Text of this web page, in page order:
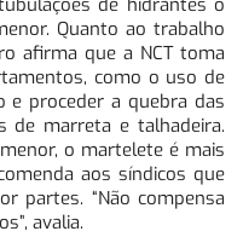
de hidrantes o
Quanto ao trabalho
afirma que a NCT toma
como o uso de
e proceder a quebra das
de marreta e talhadeira.
o martelete é mais
aos síndicos que
partes. “Não compensa
avalia.